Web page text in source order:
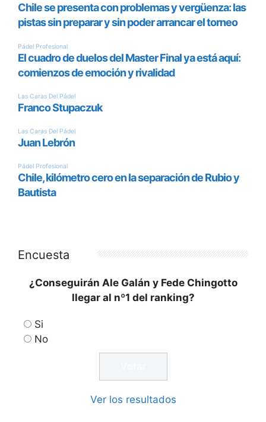
Encuesta
¿Conseguirán Ale Galán y Fede Chingotto
llegar al nº1 del ranking?
Si
No
Ver los resultados